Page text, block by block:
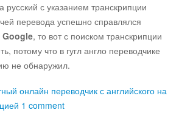
русский с указанием транскрипции
перевода успешно справлялся
Google, то вот с поиском транскрипции
потому что в гугл англо переводчике
не обнаружил.
онлайн переводчик с английского на
1 comment